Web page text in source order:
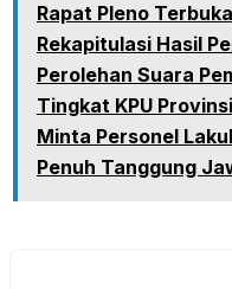
Rapat Pleno Terbuka
Rekapitulasi Hasil
Perolehan Suara
Tingkat KPU
Minta Personel
Penuh Tanggung